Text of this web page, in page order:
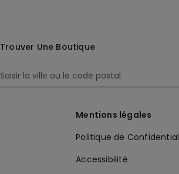
Trouver Une Boutique
Mentions légales
Politique de
Accessibilité